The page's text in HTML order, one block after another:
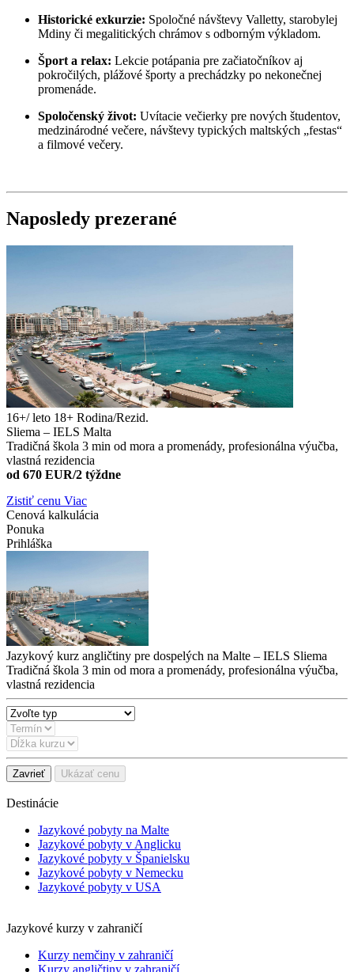
Historické exkurzie: Spoločné návštevy Valletty, starobylej
Mdiny či megalitických chrámov s odborným výkladom.
Šport a relax: Lekcie potápania pre začiatočníkov aj
pokročilých, plážové športy a prechádzky po nekonečnej
promenáde.
Spoločenský život: Uvítacie večierky pre nových študentov,
medzinárodné večere, návštevy typických maltských „festas“
a filmové večery.
Naposledy prezerané
16+/ leto 18+ Rodina/Rezid.
Sliema – IELS Malta
Tradičná škola 3 min od mora a promenády, profesionálna výučba,
vlastná rezidencia
od 670 EUR/2 týždne
Zistiť cenu Viac
Cenová kalkulácia
Ponuka
Prihláška
Jazykový kurz angličtiny pre dospelých na Malte – IELS Sliema
Tradičná škola 3 min od mora a promenády, profesionálna výučba,
vlastná rezidencia
Zavrieť Ukázať cenu
Destinácie
Jazykové pobyty na Malte
Jazykové pobyty v Anglicku
Jazykové pobyty v Španielsku
Jazykové pobyty v Nemecku
Jazykové pobyty v USA
Jazykové kurzy v zahraničí
Kurzy nemčiny v zahraničí